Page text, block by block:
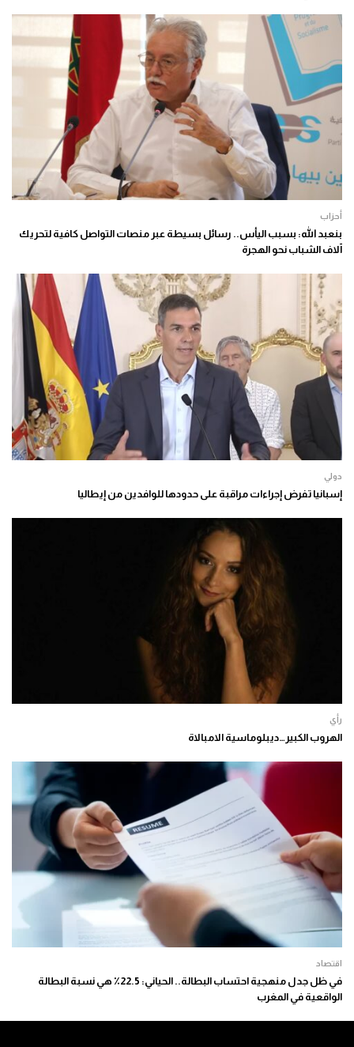
أحزاب
بنعبد الله: بسبب اليأس.. رسائل بسيطة عبر منصات التواصل كافية لتحريك
آلاف الشباب نحو الهجرة
دولي
إسبانيا تفرض إجراءات مراقبة على حدودها للوافدين من إيطاليا
رأي
الهروب الكبير…ديبلوماسية الامبالاة
اقتصاد
في ظل جدل منهجية احتساب البطالة.. الحياني: 22.5٪ هي نسبة البطالة
الواقعية في المغرب